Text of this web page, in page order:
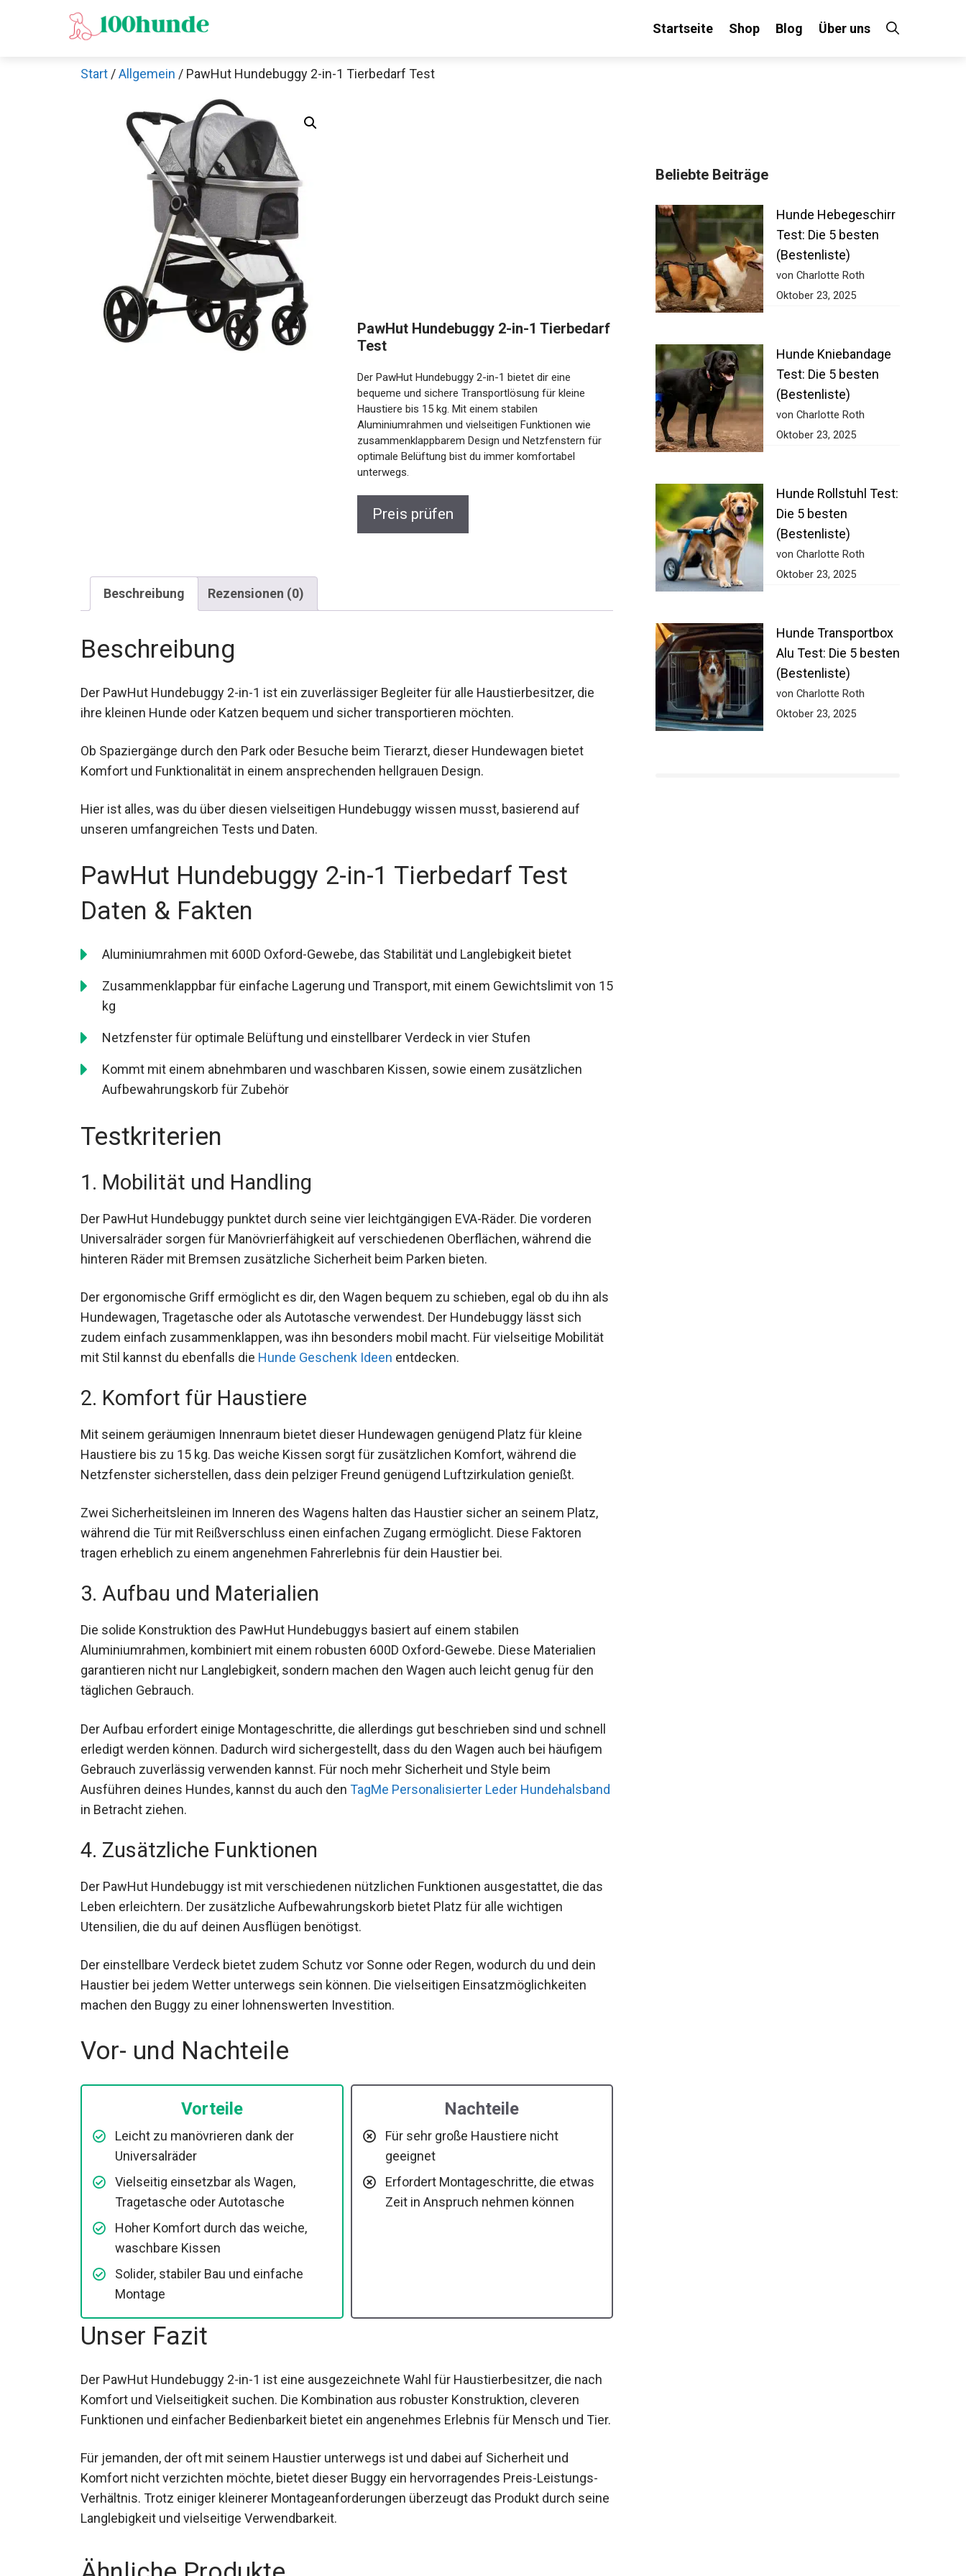
Startseite Shop Blog Über uns
Start /Allgemein / PawHut Hundebuggy 2-in-1 Tierbedarf Test
PawHut Hundebuggy 2-in-1 Tierbedarf
Test
Der PawHut Hundebuggy 2-in-1 bietet dir eine
bequeme und sichere Transportlösung für kleine
Haustiere bis 15 kg. Mit einem stabilen
Aluminiumrahmen und vielseitigen Funktionen wie
zusammenklappbarem Design und Netzfenstern für
optimale Belüftung bist du immer komfortabel
unterwegs.
Preis prüfen
Beschreibung Rezensionen (0)
Beschreibung
Der PawHut Hundebuggy 2-in-1 ist ein zuverlässiger Begleiter für alle Haustierbesitzer, die
ihre kleinen Hunde oder Katzen bequem und sicher transportieren möchten.
Ob Spaziergänge durch den Park oder Besuche beim Tierarzt, dieser Hundewagen bietet
Komfort und Funktionalität in einem ansprechenden hellgrauen Design.
Hier ist alles, was du über diesen vielseitigen Hundebuggy wissen musst, basierend auf
unseren umfangreichen Tests und Daten.
PawHut Hundebuggy 2-in-1 Tierbedarf Test
Daten & Fakten
Aluminiumrahmen mit 600D Oxford-Gewebe, das Stabilität und Langlebigkeit bietet
Zusammenklappbar für einfache Lagerung und Transport, mit einem Gewichtslimit von 15
kg
Netzfenster für optimale Belüftung und einstellbarer Verdeck in vier Stufen
Kommt mit einem abnehmbaren und waschbaren Kissen, sowie einem zusätzlichen
Aufbewahrungskorb für Zubehör
Testkriterien
1. Mobilität und Handling
Der PawHut Hundebuggy punktet durch seine vier leichtgängigen EVA-Räder. Die vorderen
Universalräder sorgen für Manövrierfähigkeit auf verschiedenen Oberflächen, während die
hinteren Räder mit Bremsen zusätzliche Sicherheit beim Parken bieten.
Der ergonomische Griff ermöglicht es dir, den Wagen bequem zu schieben, egal ob du ihn als
Hundewagen, Tragetasche oder als Autotasche verwendest. Der Hundebuggy lässt sich
zudem einfach zusammenklappen, was ihn besonders mobil macht. Für vielseitige Mobilität
mit Stil kannst du ebenfalls die Hunde Geschenk Ideen entdecken.
2. Komfort für Haustiere
Mit seinem geräumigen Innenraum bietet dieser Hundewagen genügend Platz für kleine
Haustiere bis zu 15 kg. Das weiche Kissen sorgt für zusätzlichen Komfort, während die
Netzfenster sicherstellen, dass dein pelziger Freund genügend Luftzirkulation genießt.
Zwei Sicherheitsleinen im Inneren des Wagens halten das Haustier sicher an seinem Platz,
während die Tür mit Reißverschluss einen einfachen Zugang ermöglicht. Diese Faktoren
tragen erheblich zu einem angenehmen Fahrerlebnis für dein Haustier bei.
3. Aufbau und Materialien
Die solide Konstruktion des PawHut Hundebuggys basiert auf einem stabilen
Aluminiumrahmen, kombiniert mit einem robusten 600D Oxford-Gewebe. Diese Materialien
garantieren nicht nur Langlebigkeit, sondern machen den Wagen auch leicht genug für den
täglichen Gebrauch.
Der Aufbau erfordert einige Montageschritte, die allerdings gut beschrieben sind und schnell
erledigt werden können. Dadurch wird sichergestellt, dass du den Wagen auch bei häufigem
Gebrauch zuverlässig verwenden kannst. Für noch mehr Sicherheit und Style beim
Ausführen deines Hundes, kannst du auch den TagMe Personalisierter Leder Hundehalsband
in Betracht ziehen.
4. Zusätzliche Funktionen
Der PawHut Hundebuggy ist mit verschiedenen nützlichen Funktionen ausgestattet, die das
Leben erleichtern. Der zusätzliche Aufbewahrungskorb bietet Platz für alle wichtigen
Utensilien, die du auf deinen Ausflügen benötigst.
Der einstellbare Verdeck bietet zudem Schutz vor Sonne oder Regen, wodurch du und dein
Haustier bei jedem Wetter unterwegs sein können. Die vielseitigen Einsatzmöglichkeiten
machen den Buggy zu einer lohnenswerten Investition.
Vor- und Nachteile
Vorteile
Leicht zu manövrieren dank der
Universalräder
Vielseitig einsetzbar als Wagen,
Tragetasche oder Autotasche
Hoher Komfort durch das weiche,
waschbare Kissen
Solider, stabiler Bau und einfache
Montage
Nachteile
Für sehr große Haustiere nicht
geeignet
Erfordert Montageschritte, die etwas
Zeit in Anspruch nehmen können
Unser Fazit
Der PawHut Hundebuggy 2-in-1 ist eine ausgezeichnete Wahl für Haustierbesitzer, die nach
Komfort und Vielseitigkeit suchen. Die Kombination aus robuster Konstruktion, cleveren
Funktionen und einfacher Bedienbarkeit bietet ein angenehmes Erlebnis für Mensch und Tier.
Für jemanden, der oft mit seinem Haustier unterwegs ist und dabei auf Sicherheit und
Komfort nicht verzichten möchte, bietet dieser Buggy ein hervorragendes Preis-Leistungs-
Verhältnis. Trotz einiger kleinerer Montageanforderungen überzeugt das Produkt durch seine
Langlebigkeit und vielseitige Verwendbarkeit.
Beliebte Beiträge
Hunde Hebegeschirr
Test: Die 5 besten
(Bestenliste)
von Charlotte Roth
Oktober 23, 2025
Hunde Kniebandage
Test: Die 5 besten
(Bestenliste)
von Charlotte Roth
Oktober 23, 2025
Hunde Rollstuhl Test:
Die 5 besten
(Bestenliste)
von Charlotte Roth
Oktober 23, 2025
Hunde Transportbox
Alu Test: Die 5 besten
(Bestenliste)
von Charlotte Roth
Oktober 23, 2025